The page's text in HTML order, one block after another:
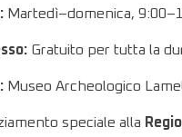
Martedì–domenica,
Gratuito per tutta la
Museo Archeologico
speciale alla